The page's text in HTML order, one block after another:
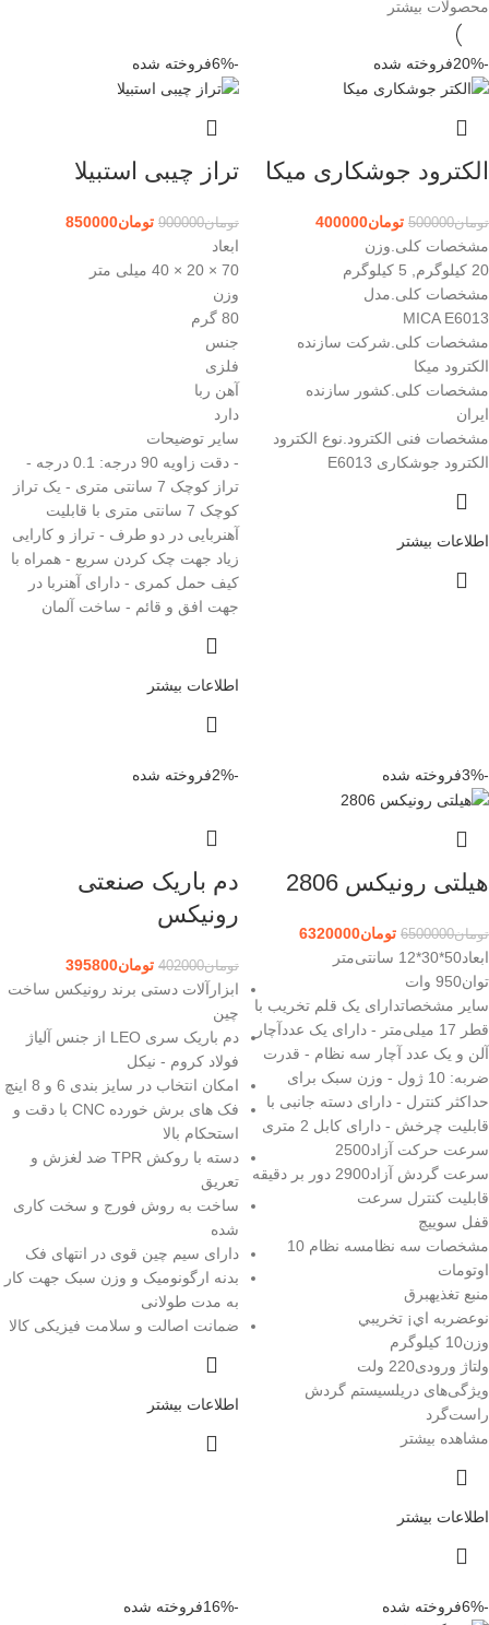
محصولات بیشتر
-20% فروخته شده
الکترود جوشکاری میکا
تومان500000 تومان400000
مشخصات کلی.وزن
20 کیلوگرم, 5 کیلوگرم
مشخصات کلی.مدل
MICA E6013
مشخصات کلی.شرکت سازنده
الکترود میکا
مشخصات کلی.کشور سازنده
ایران
مشخصات فنی الکترود.نوع الکترود
الکترود جوشکاری E6013
اطلاعات بیشتر
-6% فروخته شده
تراز چیبی استبیلا
تومان900000 تومان850000
ابعاد
70 × 20 × 40 میلی متر
وزن
80 گرم
جنس
فلزی
آهن ربا
دارد
سایر توضیحات
- دقت زاویه 90 درجه: 0.1 درجه -
تراز کوچک 7 سانتی متری - یک تراز
کوچک 7 سانتی متری با قابلیت
آهنربایی در دو طرف - تراز و کارایی
زیاد جهت چک کردن سریع - همراه با
کیف حمل کمری - دارای آهنربا در
جهت افق و قائم - ساخت آلمان
اطلاعات بیشتر
-3% فروخته شده
هیلتی رونیکس 2806
تومان6500000 تومان6320000
ابعاد50*30*12 سانتی‌متر
توان950 وات
سایر مشخصاتدارای یک قلم تخریب با
قطر 17 میلی‌متر - دارای یک عددآچار
آلن و یک عدد آچار سه نظام - قدرت
ضربه: 10 ژول - وزن سبک برای
حداکثر کنترل - دارای دسته جانبی با
قابلیت چرخش - دارای کابل 2 متری
سرعت حرکت آزاد2500
سرعت گردش آزاد2900 دور بر دقيقه
قابلیت کنترل سرعت
قفل سوییچ
مشخصات سه نظامسه نظام 10
اوتومات
منبع تغذیهبرق
نوعضربه اي¡ تخريبي
وزن10 کیلوگرم
ولتاژ ورودی220 ولت
ویژگی‌های دریلسیستم گردش
راست‌گرد
مشاهده بیشتر
اطلاعات بیشتر
-2% فروخته شده
دم باریک صنعتی
رونیکس
تومان402000 تومان395800
ابزارآلات دستی برند رونیکس ساخت
چین
دم باریک سری LEO از جنس آلیاژ
فولاد کروم - نیکل
امکان انتخاب در سایز بندی 6 و 8 اینچ
فک های برش خورده CNC با دقت و
استحکام بالا
دسته با روکش TPR ضد لغزش و
تعریق
ساخت به روش فورج و سخت کاری
شده
دارای سیم چین قوی در انتهای فک
بدنه ارگونومیک و وزن سبک جهت کار
به مدت طولانی
ضمانت اصالت و سلامت فیزیکی کالا
اطلاعات بیشتر
-6% فروخته شده -16% فروخته شده